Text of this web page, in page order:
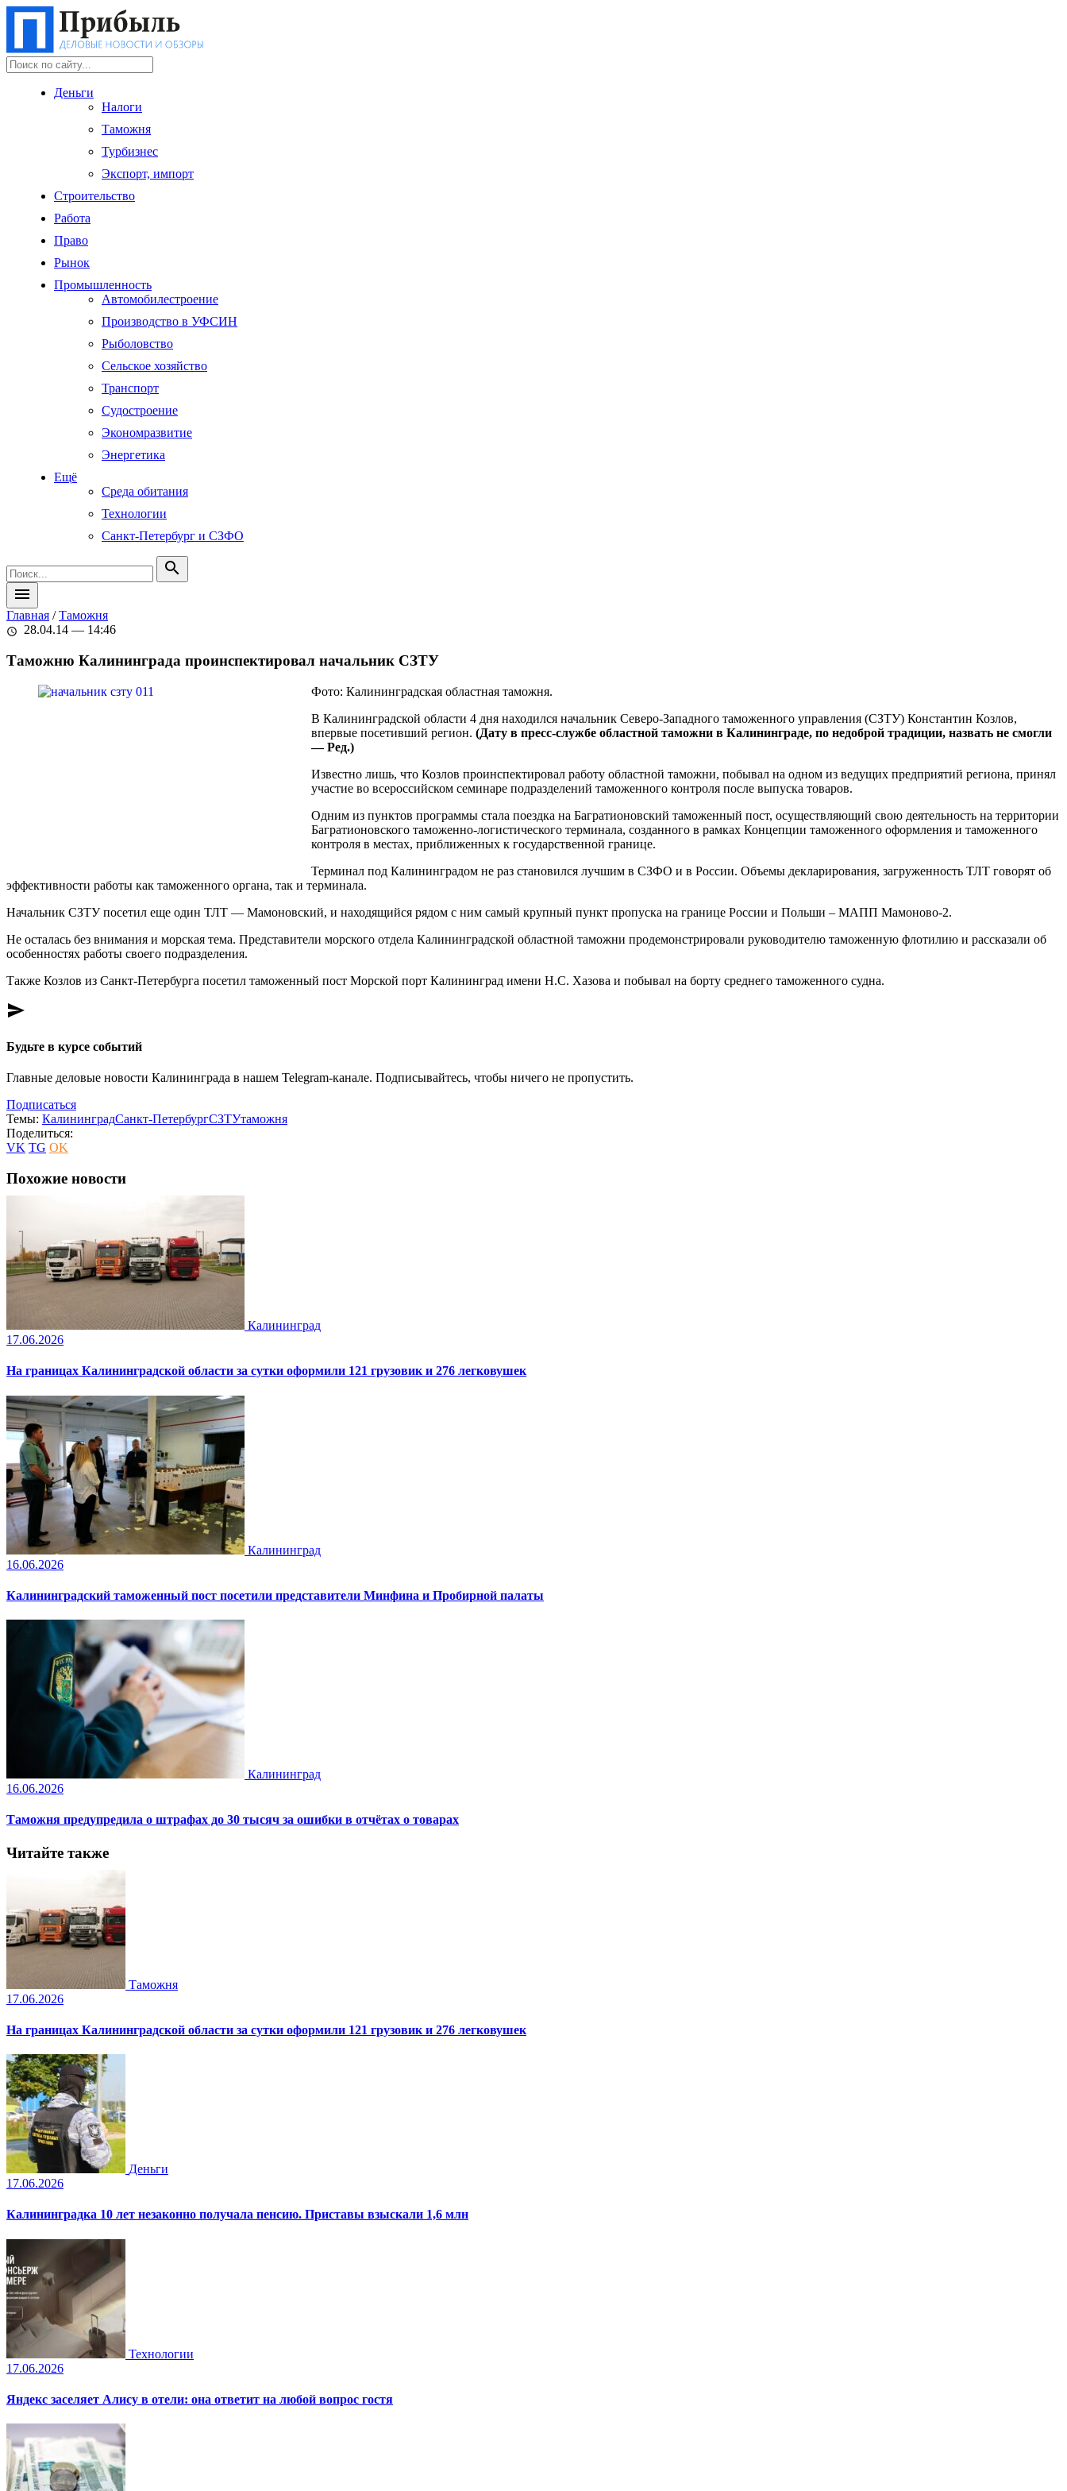
Деньги
Налоги
Таможня
Турбизнес
Экспорт, импорт
Строительство
Работа
Право
Рынок
Промышленность
Автомобилестроение
Производство в УФСИН
Рыболовство
Сельское хозяйство
Транспорт
Судостроение
Экономразвитие
Энергетика
Ещё
Среда обитания
Технологии
Санкт-Петербург и СЗФО
search
menu
Главная /Таможня
schedule 28.04.14 — 14:46
Таможню Калининграда проинспектировал начальник СЗТУ
Фото: Калининградская областная таможня.
В Калининградской области 4 дня находился начальник Северо-Западного таможенного управления (СЗТУ) Константин Козлов,
впервые посетивший регион. (Дату в пресс-службе областной таможни в Калининграде, по недоброй традиции, назвать не смогли
— Ред.)
Известно лишь, что Козлов проинспектировал работу областной таможни, побывал на одном из ведущих предприятий региона, принял
участие во всероссийском семинаре подразделений таможенного контроля после выпуска товаров.
Одним из пунктов программы стала поездка на Багратионовский таможенный пост, осуществляющий свою деятельность на территории
Багратионовского таможенно-логистического терминала, созданного в рамках Концепции таможенного оформления и таможенного
контроля в местах, приближенных к государственной границе.
Терминал под Калининградом не раз становился лучшим в СЗФО и в России. Объемы декларирования, загруженность ТЛТ говорят об
эффективности работы как таможенного органа, так и терминала.
Начальник СЗТУ посетил еще один ТЛТ — Мамоновский, и находящийся рядом с ним самый крупный пункт пропуска на границе России и Польши – МАПП Мамоново-2.
Не осталась без внимания и морская тема. Представители морского отдела Калининградской областной таможни продемонстрировали руководителю таможенную флотилию и рассказали об
особенностях работы своего подразделения.
Также Козлов из Санкт-Петербурга посетил таможенный пост Морской порт Калининград имени Н.С. Хазова и побывал на борту среднего таможенного судна.
send
Будьте в курсе событий
Главные деловые новости Калининграда в нашем Telegram-канале. Подписывайтесь, чтобы ничего не пропустить.
Подписаться
Темы: КалининградСанкт-ПетербургСЗТУтаможня
Поделиться:
VK TG OK
Похожие новости
Калининград
17.06.2026
На границах Калининградской области за сутки оформили 121 грузовик и 276 легковушек
Калининград
16.06.2026
Калининградский таможенный пост посетили представители Минфина и Пробирной палаты
Калининград
16.06.2026
Таможня предупредила о штрафах до 30 тысяч за ошибки в отчётах о товарах
Читайте также
Таможня
17.06.2026
На границах Калининградской области за сутки оформили 121 грузовик и 276 легковушек
Деньги
17.06.2026
Калининградка 10 лет незаконно получала пенсию. Приставы взыскали 1,6 млн
Технологии
17.06.2026
Яндекс заселяет Алису в отели: она ответит на любой вопрос гостя